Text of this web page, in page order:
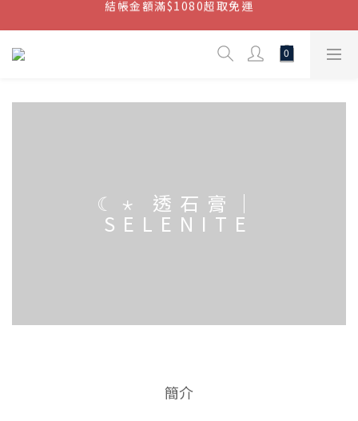
結帳金額滿$1080超取免運
七周年慶，滿1890折150 (…依此類推)
點我加入官方LINE帳號，獲得50元現金券
☾⋆ 透石膏｜
SELENITE
簡介